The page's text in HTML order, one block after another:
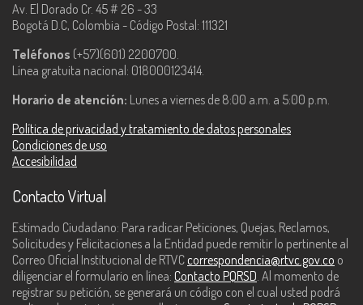
Av. El Dorado Cr. 45 # 26 - 33
Bogotá D.C, Colombia - Código Postal: 111321
Teléfonos (+57)(601) 2200700.
Línea gratuita nacional: 018000123414.
Horario de atención: Lunes a viernes de 8:00 a.m. a 5:00 p.m.
Política de privacidad y tratamiento de datos personales
Condiciones de uso
Accesibilidad
Contacto Virtual
Estimado Ciudadano: Para radicar Peticiones, Quejas, Reclamos,
Solicitudes y Felicitaciones a la Entidad puede remitir lo pertinente al
Correo Oficial Institucional de RTVC correspondencia@rtvc.gov.co o
diligenciar el formulario en línea: Contacto PQRSD. Al momento de
registrar su petición, se generará un código con el cual usted podrá